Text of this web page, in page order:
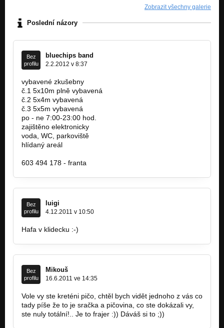
Zobrazit všechny galerie
Poslední názory
Bez
profilu
bluechips band
2.2.2012 v 8:37
vybavené zkušebny
č.1 5x10m plně vybavená
č.2 5x4m vybavená
č.3 5x5m vybavená
po - ne 7:00-23:00 hod.
zajištěno elektronicky
voda, WC, parkoviště
hlídaný areál
603 494 178 - franta
Bez
profilu
luigi
4.12.2011 v 10:50
Hafa v klidecku :-)
Bez
profilu
Mikouš
16.6.2011 ve 14:35
Vole vy ste kreténi pičo, chtěl bych vidět jednoho z vás co
tady píše že to je sračka a pičovina, co ste dokázali vy,
ste nuly totální!.. Je to frajer :)) Dáváš si to ;))